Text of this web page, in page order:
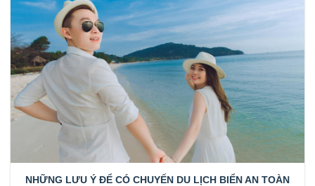
NHỮNG LƯU Ý ĐỂ CÓ CHUYẾN DU LỊCH BIỂN AN TOÀN